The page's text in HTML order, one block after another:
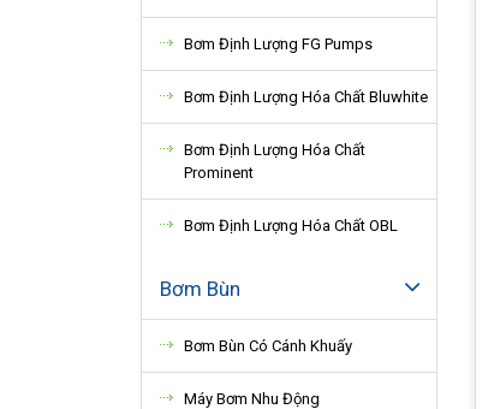
Bơm Định Lượng FG Pumps
Bơm Định Lượng Hóa Chất Bluwhite
Bơm Định Lượng Hóa Chất
Prominent
Bơm Định Lượng Hóa Chất OBL
Bơm Bùn
Bơm Bùn Có Cánh Khuấy
Máy Bơm Nhu Động